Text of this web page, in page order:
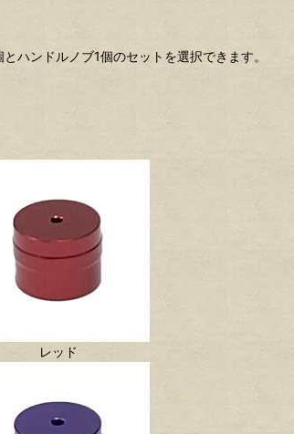
ハンドルノブ1個のセットを選択できます。
レッド